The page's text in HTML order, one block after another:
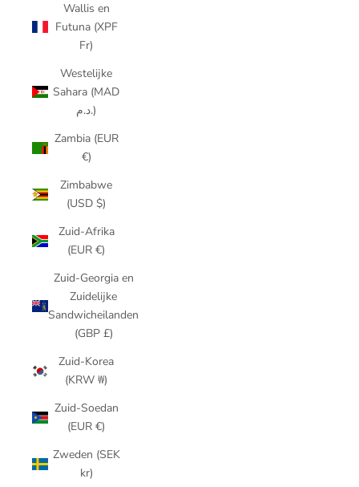
Wallis en
Futuna (XPF
Fr)
Westelijke
Sahara (MAD
د.م.)
Zambia (EUR
€)
Zimbabwe
(USD $)
Zuid-Afrika
(EUR €)
Zuid-Georgia en
Zuidelijke
Sandwicheilanden
(GBP £)
Zuid-Korea
(KRW ₩)
Zuid-Soedan
(EUR €)
Zweden (SEK
kr)